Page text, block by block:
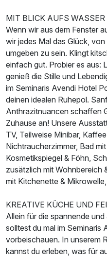
Ausstattung
Für 4 Tage
Einzelzimmer
1 Erwachsenen
MIT BLICK AUFS WASSER
Wenn wir aus dem Fenster
wir jedes Mal das Glück,
umgeben zu sein. Klingt
einfach gut. Probier es aus:
genieß die Stille und
im Seminaris Avendi Hotel
deinen idealen Ruhepol.
Anthrazitnuancen schaffen
Zuhause an! Unsere
TV, Teilweise Minibar,
Nichtraucherzimmer, Bad
Kosmetikspiegel & Föhn,
zusätzlich mit Wohnbereich
mit Kitchenette &
KREATIVE KÜCHE UND
Allein für die spannende
solltest du mal im Seminaris
vorbeischauen. In unserem
kannst du erleben, was für